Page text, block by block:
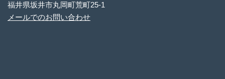
福井県坂井市丸岡町荒町25-1
メールでのお問い合わせ